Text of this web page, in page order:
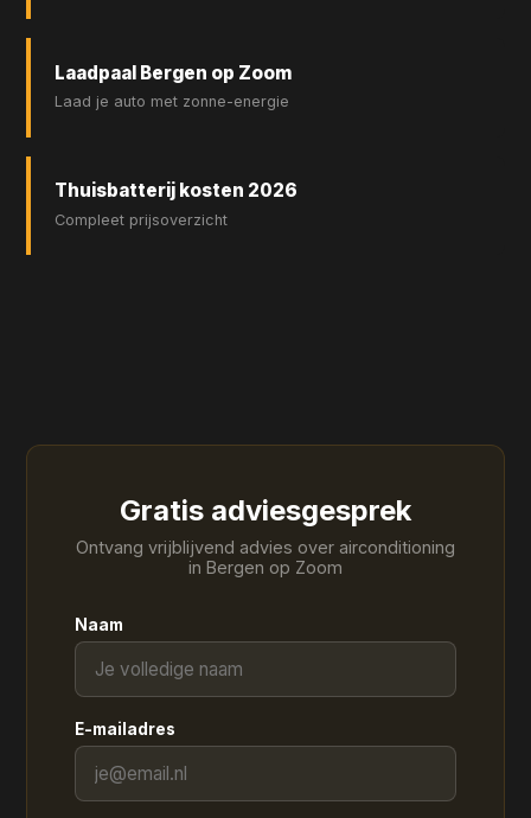
Laadpaal Bergen op Zoom
Laad je auto met zonne-energie
Thuisbatterij kosten 2026
Compleet prijsoverzicht
Gratis adviesgesprek
Ontvang vrijblijvend advies over airconditioning
in Bergen op Zoom
Naam
E-mailadres